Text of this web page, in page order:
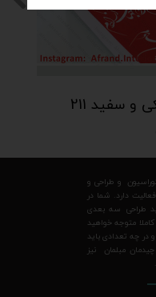
و سفید 211
در زمینه دکوراسیون و طراحی و
دارد. شما در
طراحی سه بعدی
متوجه خواهید
در چه تعدادی باید
مبلمان نیز